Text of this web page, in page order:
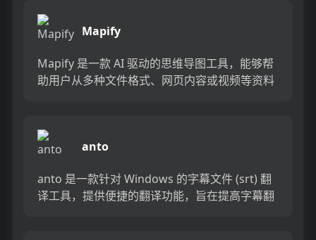
Mapify
Mapify 是一款 AI 驱动的思维导图工具，能够帮
助用户从多种文件格式、网页内容或视频等资料
anto
anto 是一款针对 Windows 的字幕文件 (srt) 翻
译工具，提供便捷的翻译功能，旨在提高字幕翻